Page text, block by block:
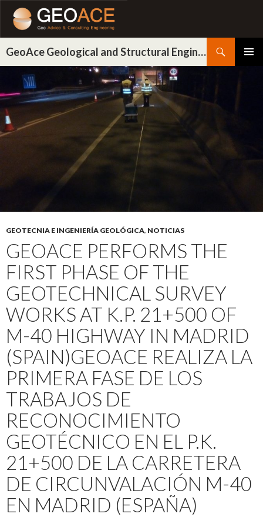
GeoAce Geological and Structural Engineering
CONTENIDO
GEOTECNIA E INGENIERÍA GEOLÓGICA, NOTICIAS
GEOACE PERFORMS THE
FIRST PHASE OF THE
GEOTECHNICAL SURVEY
WORKS AT K.P. 21+500 OF
M-40 HIGHWAY IN MADRID
(SPAIN)GEOACE REALIZA LA
PRIMERA FASE DE LOS
TRABAJOS DE
RECONOCIMIENTO
GEOTÉCNICO EN EL P.K.
21+500 DE LA CARRETERA
DE CIRCUNVALACIÓN M-40
EN MADRID (ESPAÑA)